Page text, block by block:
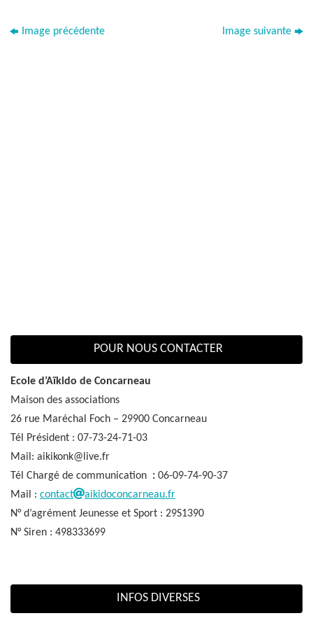
Image précédente Image suivante
POUR NOUS CONTACTER
Ecole d’Aïkido de Concarneau
Maison des associations
26 rue Maréchal Foch – 29900 Concarneau
Tél Président : 07-73-24-71-03
Mail: aikikonk@live.fr
Tél Chargé de communication : 06-09-74-90-37
Mail : contact
aikidoconcarneau.fr
N° d’agrément Jeunesse et Sport : 29S1390
N° Siren : 498333699
INFOS DIVERSES